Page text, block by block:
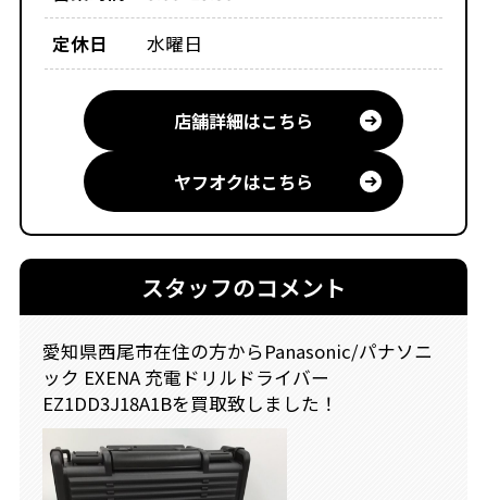
定休日
水曜日
店舗詳細はこちら
ヤフオクはこちら
スタッフのコメント
愛知県西尾市在住の方からPanasonic/パナソニ
ック EXENA 充電ドリルドライバー
EZ1DD3J18A1Bを買取致しました！